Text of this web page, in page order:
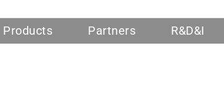
Products Partners R&D&I